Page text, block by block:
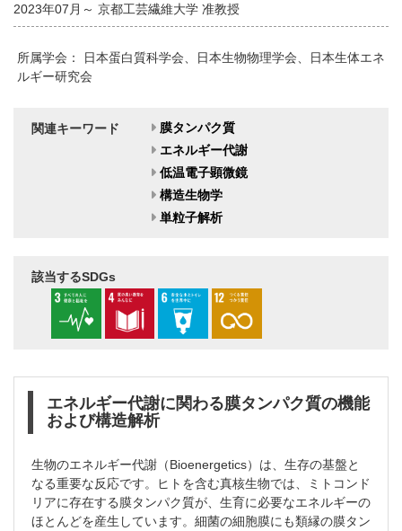
2023年07月～ 京都工芸繊維大学 准教授
所属学会： 日本蛋白質科学会、日本生物物理学会、日本生体エネ
ルギー研究会
関連キーワード
膜タンパク質
エネルギー代謝
低温電子顕微鏡
構造生物学
単粒子解析
該当するSDGs
エネルギー代謝に関わる膜タンパク質の機能
および構造解析
生物のエネルギー代謝（Bioenergetics）は、生存の基盤と
なる重要な反応です。ヒトを含む真核生物では、ミトコンド
リアに存在する膜タンパク質が、生育に必要なエネルギーの
ほとんどを産生しています。細菌の細胞膜にも類縁の膜タン